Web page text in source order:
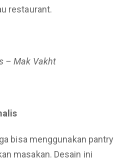
restaurant.
– Mak Vakht
is
bisa menggunakan pantry
masakan. Desain ini